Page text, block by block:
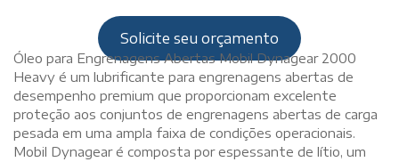
Solicite seu orçamento
Óleo para Engrenagens Abertas Mobil Dynagear 2000
Heavy é um lubrificante para engrenagens abertas de
desempenho premium que proporcionam excelente
proteção aos conjuntos de engrenagens abertas de carga
pesada em uma ampla faixa de condições operacionais.
Mobil Dynagear é composta por espessante de lítio, um